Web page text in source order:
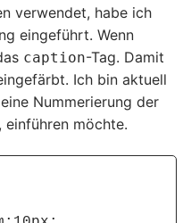
verwendet, habe ich
eingeführt. Wenn
caption-Tag. Damit
Ich bin aktuell
Nummerierung der
einführen möchte.